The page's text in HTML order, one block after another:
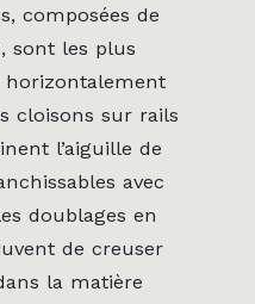
composées de
sont les plus
horizontalement
cloisons sur rails
l’aiguille de
avec
doublages en
de creuser
la matière